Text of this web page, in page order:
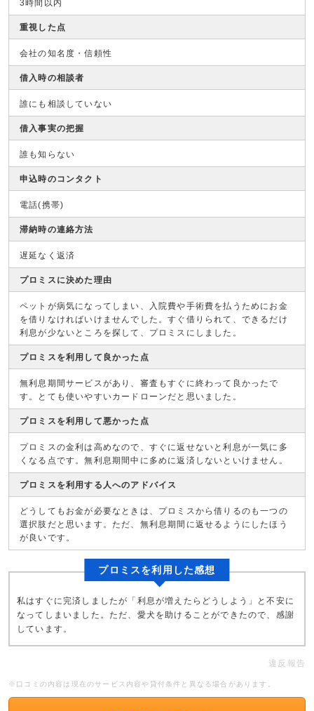
3時間以内
重視した点
会社の知名度・信頼性
借入時の相談者
誰にも相談していない
借入事実の把握
誰も知らない
申込時のコンタクト
電話(携帯)
滞納時の連絡方法
遅延なく返済
プロミスに決めた理由
ペットが病気になってしまい、入院費や手術費を払うためにお金
を借りなければいけませんでした。すぐ借りられて、できるだけ
利息が少ないところを探して、プロミスにしました。
プロミスを利用して良かった点
無利息期間サービスがあり、審査もすぐに終わって良かったで
す。とても使いやすいカードローンだと思いました。
プロミスを利用して悪かった点
プロミスの金利は高めなので、すぐに返せないと利息が一気に多
くなる点です。無利息期間中に多めに返済しないといけません。
プロミスを利用する人へのアドバイス
どうしてもお金が必要なときは、プロミスから借りるのも一つの
選択肢だと思います。ただ、無利息期間に返せるようにしたほう
が良いです。
プロミスを利用した感想
私はすぐに完済しましたが「利息が増えたらどうしよう」と不安に
なってしまいました。ただ、愛犬を助けることができたので、感謝
しています。
違反報告
※口コミの内容は現在のサービス内容や貸付条件と異なる場合があります。